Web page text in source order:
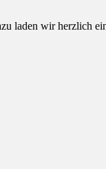
laden wir herzlich